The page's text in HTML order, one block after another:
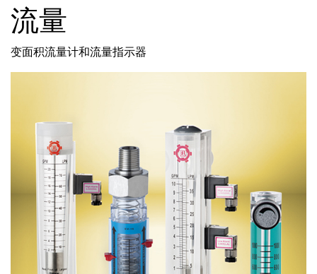
流量
变面积流量计和流量指示器